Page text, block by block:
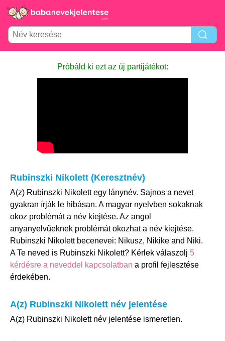
Próbáld ki ezt az új partijátékot:
Rubinszki Nikolett (Keresztnév)
A(z) Rubinszki Nikolett egy lánynév. Sajnos a nevet
gyakran írják le hibásan. A magyar nyelvben sokaknak
okoz problémát a név kiejtése. Az angol
anyanyelvűeknek problémát okozhat a név kiejtése.
Rubinszki Nikolett becenevei: Nikusz, Nikike and Niki.
A Te neved is Rubinszki Nikolett? Kérlek válaszolj 5
kérdésre a neveddel kapcsolatban a profil fejlesztése
érdekében.
A(z) Rubinszki Nikolett név jelentése
A(z) Rubinszki Nikolett név jelentése ismeretlen.